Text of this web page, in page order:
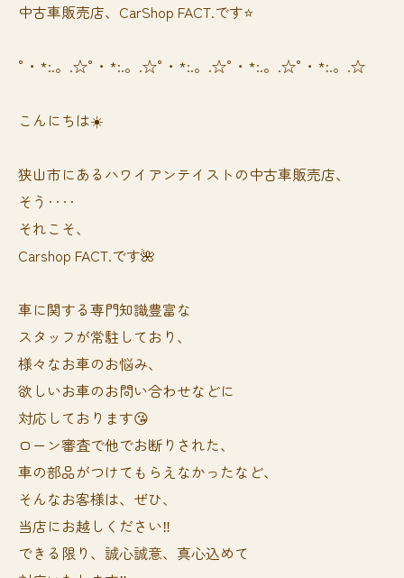
中古車販売店、CarShop FACT.です⭐️
°・*:.。.☆°・*:.。.☆°・*:.。.☆°・*:.。.☆°・*:.。.☆
こんにちは☀️
狭山市にあるハワイアンテイストの中古車販売店、
そう‥‥
それこそ、
Carshop FACT.です🌺
車に関する専門知識豊富な
スタッフが常駐しており、
様々なお車のお悩み、
欲しいお車のお問い合わせなどに
対応しております😘
ローン審査で他でお断りされた、
車の部品がつけてもらえなかったなど、
そんなお客様は、ぜひ、
当店にお越しください‼️
できる限り、誠心誠意、真心込めて